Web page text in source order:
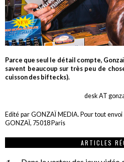
Parce que seul le détail compte,
savent beaucoup sur très peu de
cuisson des biftecks).
desk AT
Edité par GONZAÏ MEDIA. Pour tout
GONZAÏ, 75018 Paris
ARTICLES